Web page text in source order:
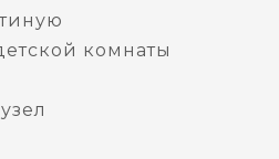
комнаты